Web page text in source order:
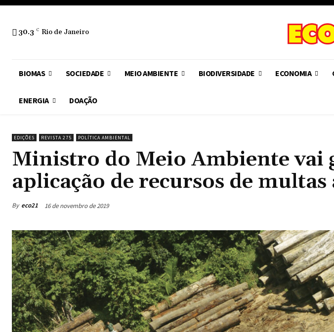
30.3 C Rio de Janeiro
BIOMAS SOCIEDADE MEIO AMBIENTE BIODIVERSIDADE ECONOMIA
ENERGIA DOAÇÃO
EDIÇÕES REVISTA 275 POLÍTICA AMBIENTAL
Ministro do Meio Ambiente vai
aplicação de recursos de
By eco21 16 de novembro de 2019